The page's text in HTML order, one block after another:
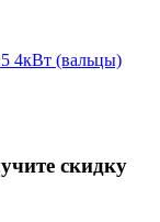
4кВт (вальцы)
скидку